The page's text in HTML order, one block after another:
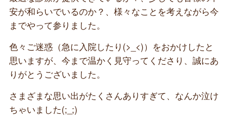
安が和らいでいるのか？、様々なことを考えながら今
までやって参りました。
色々ご迷惑（急に入院したり(>_<)）をおかけしたと
思いますが、今まで温かく見守ってくださり、誠にあ
りがとうございました。
さまざまな思い出がたくさんありすぎて、なんか泣け
ちゃいました(;_;)